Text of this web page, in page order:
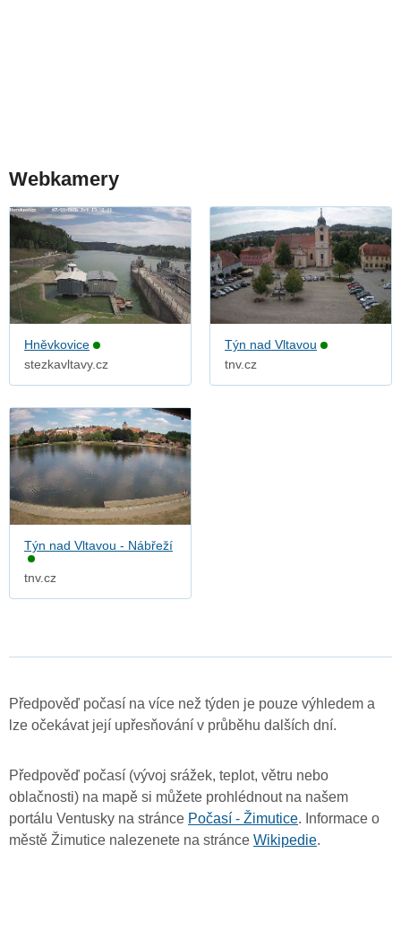
Webkamery
Hněvkovice
stezkavltavy.cz
Týn nad Vltavou
tnv.cz
Týn nad Vltavou - Nábřeží
tnv.cz
Předpověď počasí na více než týden je pouze výhledem a
lze očekávat její upřesňování v průběhu dalších dní.
Předpověď počasí (vývoj srážek, teplot, větru nebo
oblačnosti) na mapě si můžete prohlédnout na našem
portálu Ventusky na stránce Počasí - Žimutice. Informace o
městě Žimutice nalezenete na stránce Wikipedie.